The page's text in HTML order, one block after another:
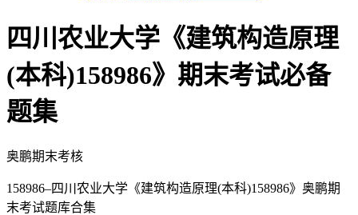
四川农业大学《建筑构造原理
(本科)158986》期末考试必备
题集
奥鹏期末考核
158986–四川农业大学《建筑构造原理(本科)158986》奥鹏期
末考试题库合集